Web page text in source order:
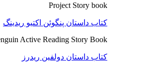
Project Story book
کتاب داستان پنگوئن اکتیو ریدینگ
Active Reading Story Book
کتاب داستان دولفین ریدرز